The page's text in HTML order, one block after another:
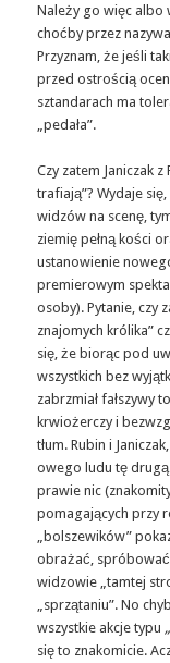
Należy go więc albo
choćby przez
Przyznam, że jeśli
przed ostrością
sztandarach ma
„pedała”.
Czy zatem Janiczak
trafiają”? Wydaje
widzów na scenę,
ziemię pełną kości
ustanowienie
premierowym
osoby). Pytanie, czy
znajomych królika”
się, że biorąc pod
wszystkich bez
zabrzmiał fałszywy
krwiożerczy i
tłum. Rubin i
owego ludu tę
prawie nic
pomagających przy
„bolszewików”
obrażać,
widzowie „tamtej
„sprzątaniu”. No
wszystkie akcje typu
się to znakomicie.